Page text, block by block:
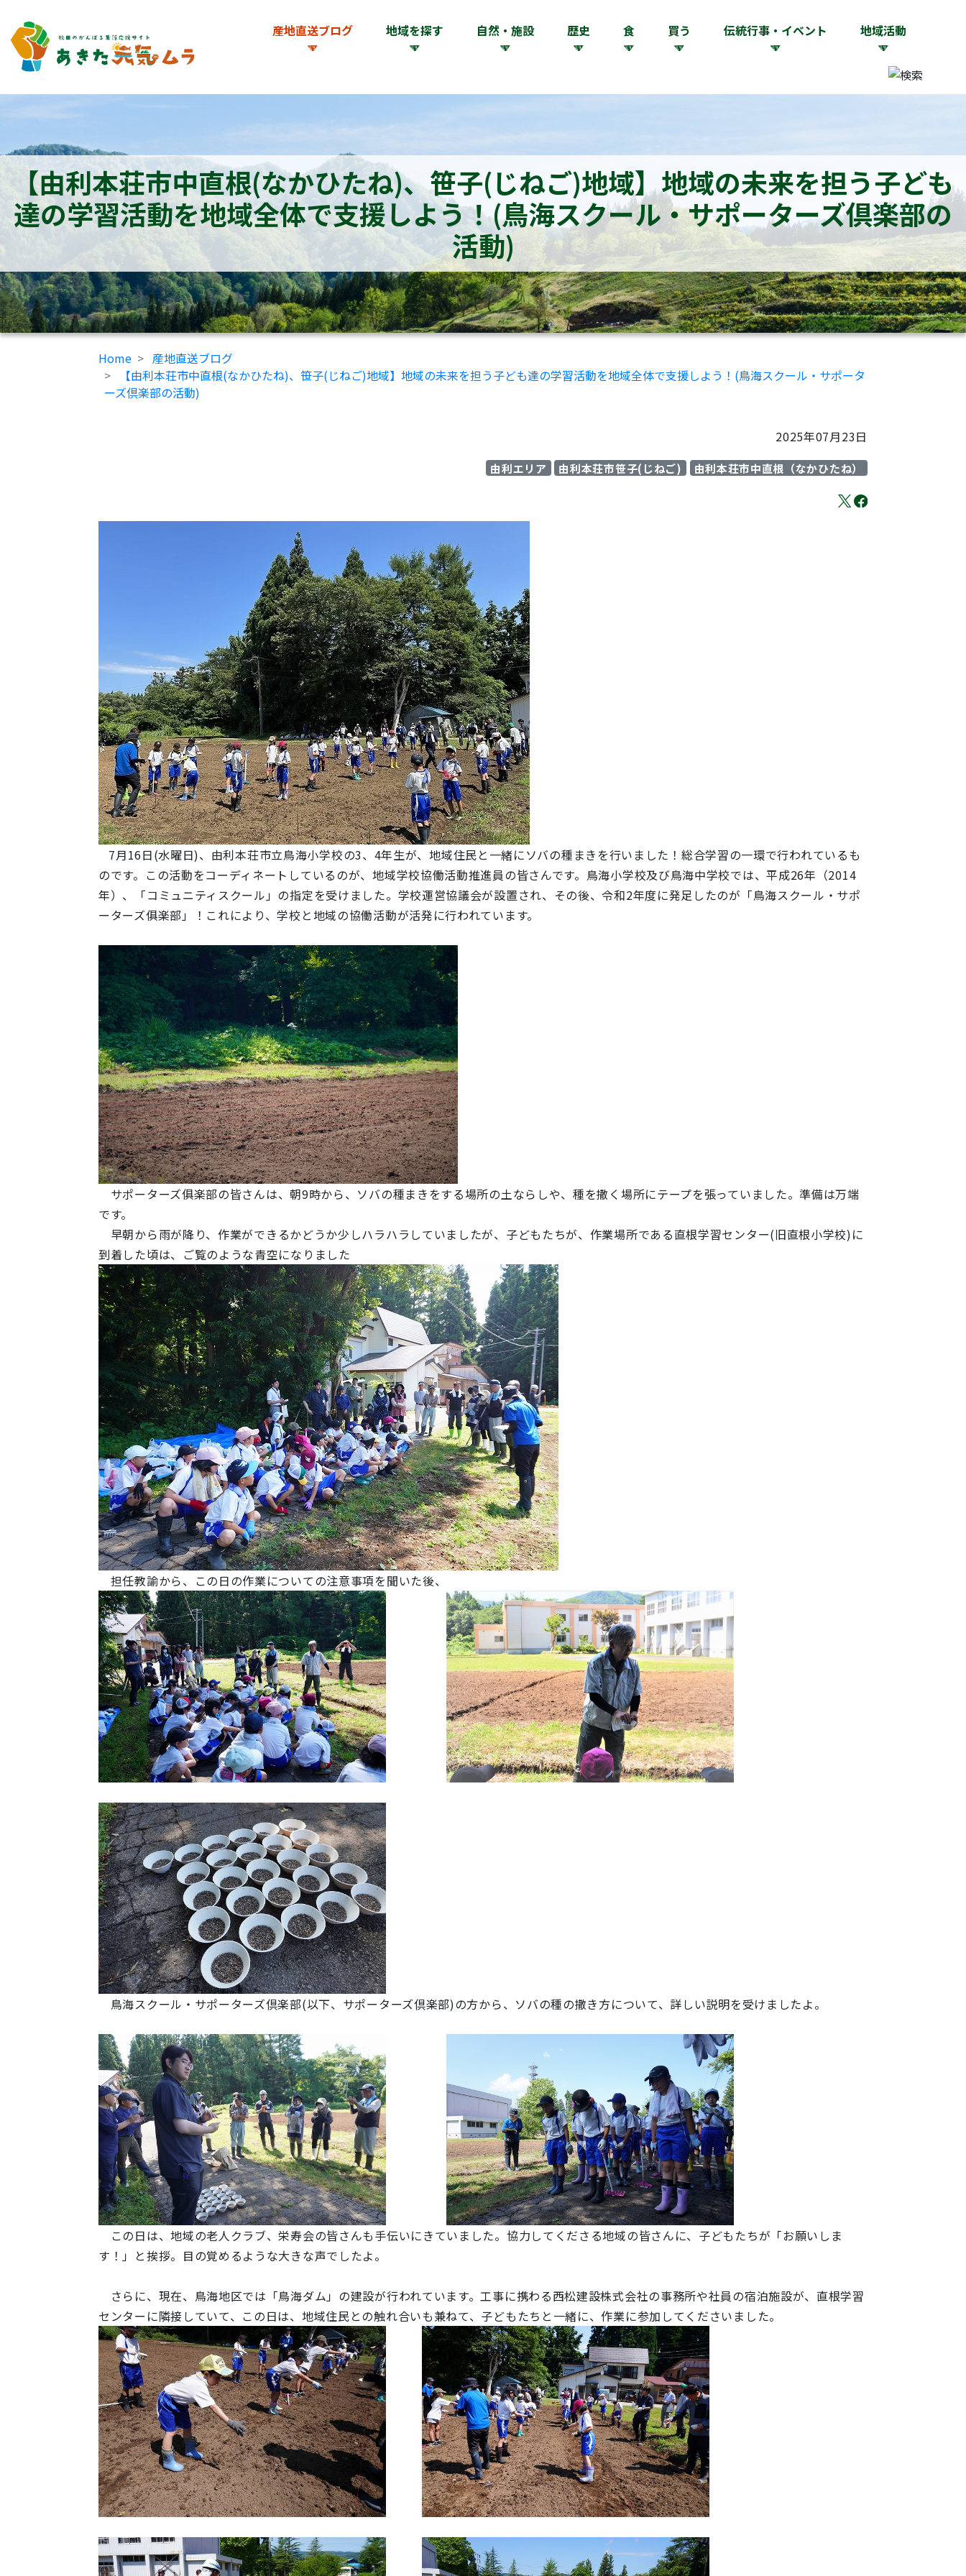
産地直送ブログ 地域を探す 自然・施設 歴史 食 買う 伝統行事・イベント 地域活動
【由利本荘市中直根(なかひたね)、笹子(じねご)地域】地域の未来を担う子ども
達の学習活動を地域全体で支援しよう！(鳥海スクール・サポーターズ倶楽部の
活動)
Home
産地直送ブログ
【由利本荘市中直根(なかひたね)、笹子(じねご)地域】地域の未来を担う子ども達の学習活動を地域全体で支援しよう！(鳥海スクール・サポータ
ーズ倶楽部の活動)
2025年07月23日
由利エリア 由利本荘市笹子(じねご) 由利本荘市中直根（なかひたね）
7月16日(水曜日)、由利本荘市立鳥海小学校の3、4年生が、地域住民と一緒にソバの種まきを行いました！総合学習の一環で行われているも
のです。この活動をコーディネートしているのが、地域学校協働活動推進員の皆さんです。鳥海小学校及び鳥海中学校では、平成26年（2014
年）、「コミュニティスクール」の指定を受けました。学校運営協議会が設置され、その後、令和2年度に発足したのが「鳥海スクール・サポ
ーターズ俱楽部」！これにより、学校と地域の協働活動が活発に行われています。
サポーターズ俱楽部の皆さんは、朝9時から、ソバの種まきをする場所の土ならしや、種を撒く場所にテープを張っていました。準備は万端
です。
早朝から雨が降り、作業ができるかどうか少しハラハラしていましたが、子どもたちが、作業場所である直根学習センター(旧直根小学校)に
到着した頃は、ご覧のような青空になりました
担任教諭から、この日の作業についての注意事項を聞いた後、
鳥海スクール・サポーターズ倶楽部(以下、サポーターズ倶楽部)の方から、ソバの種の撒き方について、詳しい説明を受けましたよ。
この日は、地域の老人クラブ、栄寿会の皆さんも手伝いにきていました。協力してくださる地域の皆さんに、子どもたちが「お願いしま
す！」と挨拶。目の覚めるような大きな声でしたよ。
さらに、現在、鳥海地区では「鳥海ダム」の建設が行われています。工事に携わる西松建設株式会社の事務所や社員の宿泊施設が、直根学習
センターに隣接していて、この日は、地域住民との触れ合いも兼ねて、子どもたちと一緒に、作業に参加してくださいました。